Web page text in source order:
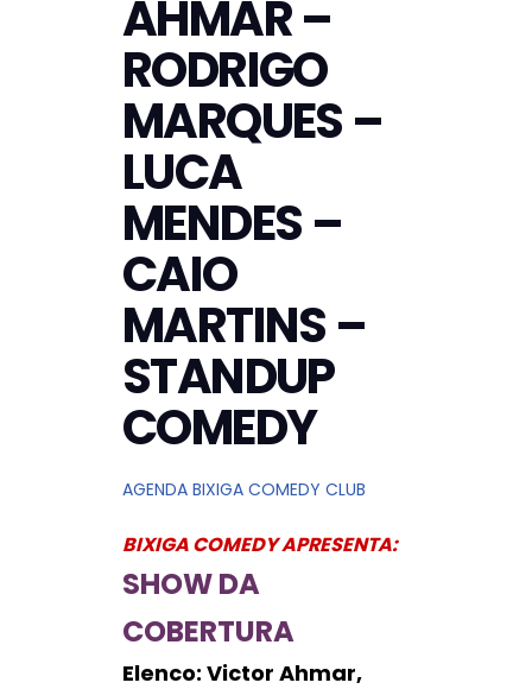
AHMAR –
RODRIGO
MARQUES –
LUCA
MENDES –
CAIO
MARTINS –
STANDUP
COMEDY
AGENDA BIXIGA COMEDY CLUB
BIXIGA COMEDY APRESENTA:
SHOW DA
COBERTURA
Elenco: Victor Ahmar,